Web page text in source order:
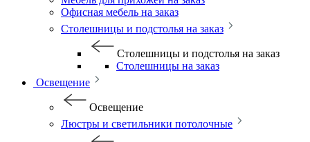
Офисная мебель на заказ
Столешницы и подстолья на заказ
Столешницы и подстолья на заказ
Столешницы на заказ
Освещение
Освещение
Люстры и светильники потолочные